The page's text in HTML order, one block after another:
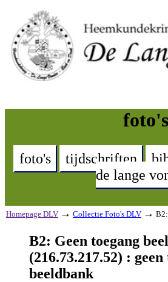
foto's
foto's tijdschriften
de lange
Homepage DLV → Collectie Foto's DLV →
B2: Geen toegang
(216.73.217.52) : geen
beeldbank